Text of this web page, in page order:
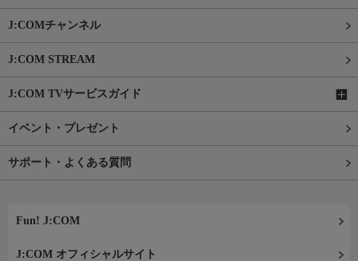
J:COMチャンネル
J:COM STREAM
J:COM TVサービスガイド
イベント・プレゼント
サポート・よくある質問
Fun! J:COM
J:COM オフィシャルサイト